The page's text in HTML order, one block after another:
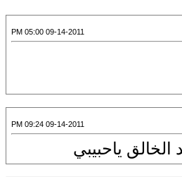
09-14-2011 05:00 PM
09-14-2011 09:24 PM
ياحبيبي